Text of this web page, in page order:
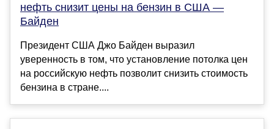
нефть снизит цены на бензин в США —
Байден
Президент США Джо Байден выразил
уверенность в том, что установление потолка цен
на российскую нефть позволит снизить стоимость
бензина в стране....